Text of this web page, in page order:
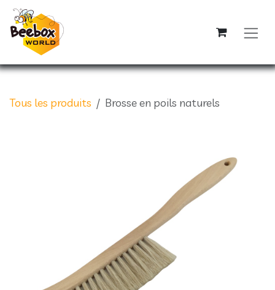
Se rendre au contenu
Tous les produits Brosse en poils naturels